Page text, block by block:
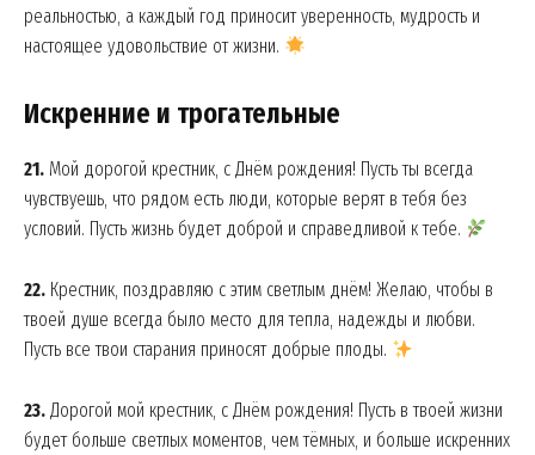
реальностью, а каждый год приносит уверенность, мудрость и
настоящее удовольствие от жизни.
Искренние и трогательные
21. Мой дорогой крестник, с Днём рождения! Пусть ты всегда
чувствуешь, что рядом есть люди, которые верят в тебя без
условий. Пусть жизнь будет доброй и справедливой к тебе.
22. Крестник, поздравляю с этим светлым днём! Желаю, чтобы в
твоей душе всегда было место для тепла, надежды и любви.
Пусть все твои старания приносят добрые плоды.
23. Дорогой мой крестник, с Днём рождения! Пусть в твоей жизни
будет больше светлых моментов, чем тёмных, и больше искренних